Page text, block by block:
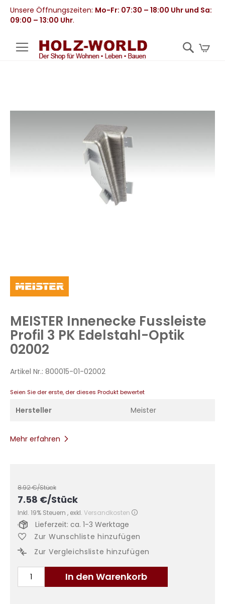
Unsere Öffnungszeiten: Mo-Fr: 07:30 – 18:00 Uhr und Sa:
09:00 – 13:00 Uhr.
Zum
Anfang
springen
MEISTER Innenecke Fussleiste
Profil 3 PK Edelstahl-Optik
02002
Artikel Nr.: 800015-01-02002
Seien Sie der erste, der dieses Produkt bewertet
Hersteller Meister
Mehr erfahren
8.92€/Stück
7.58 €/Stück
Inkl. 19% Steuern , exkl. Versandkosten
In den Warenkorb
Lieferzeit: ca. 1-3 Werktage
Zur Wunschliste hinzufügen
Zur Vergleichsliste hinzufügen